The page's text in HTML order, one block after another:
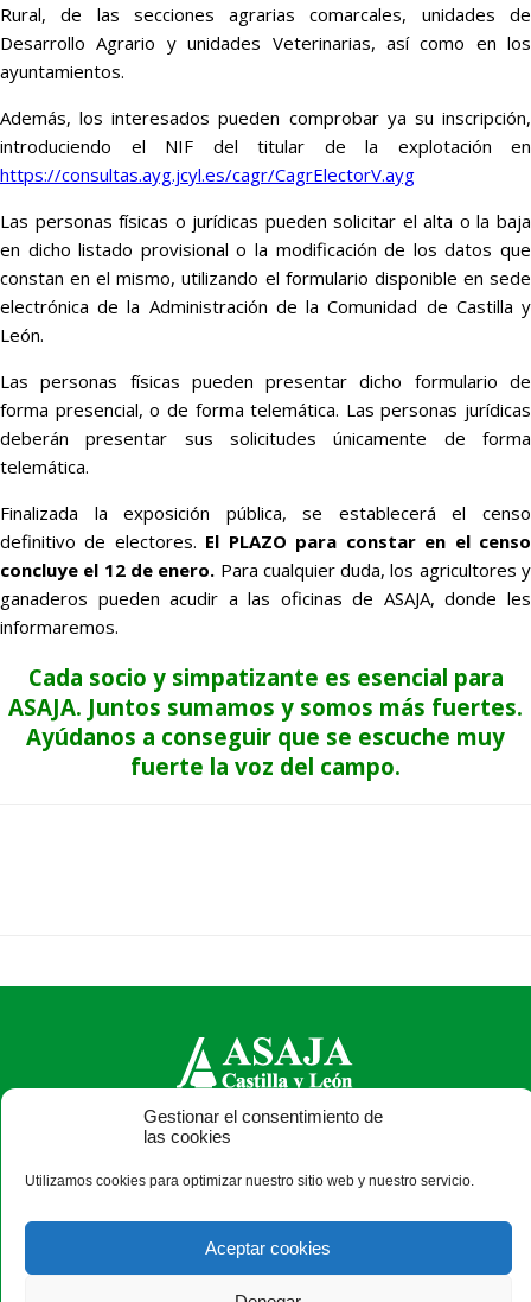
Gestionar el consentimiento de
las cookies
Utilizamos cookies para optimizar nuestro sitio web y nuestro servicio.
Aceptar cookies
Rural, de las secciones agrarias comarcales, unidades de
Desarrollo Agrario y unidades Veterinarias, así como en los
ayuntamientos.
Además, los interesados pueden comprobar ya su inscripción,
introduciendo el NIF del titular de la explotación en
https://consultas.ayg.jcyl.es/cagr/CagrElectorV.ayg
Las personas físicas o jurídicas pueden solicitar el alta o la baja
en dicho listado provisional o la modificación de los datos que
constan en el mismo, utilizando el formulario disponible en sede
electrónica de la Administración de la Comunidad de Castilla y
León.
Las personas físicas pueden presentar dicho formulario de
forma presencial, o de forma telemática. Las personas jurídicas
deberán presentar sus solicitudes únicamente de forma
telemática.
Finalizada la exposición pública, se establecerá el censo
definitivo de electores. El PLAZO para constar en el censo
concluye el 12 de enero. Para cualquier duda, los agricultores y
ganaderos pueden acudir a las oficinas de ASAJA, donde les
informaremos.
Cada socio y simpatizante es esencial para
ASAJA. Juntos sumamos y somos más fuertes.
Ayúdanos a conseguir que se escuche muy
fuerte la voz del campo.
ASAJA Castilla y León - Jóvenes Agricultores
Valladolid - España · Tel.: +34 983 472 350 ·
info@asajacyl.com